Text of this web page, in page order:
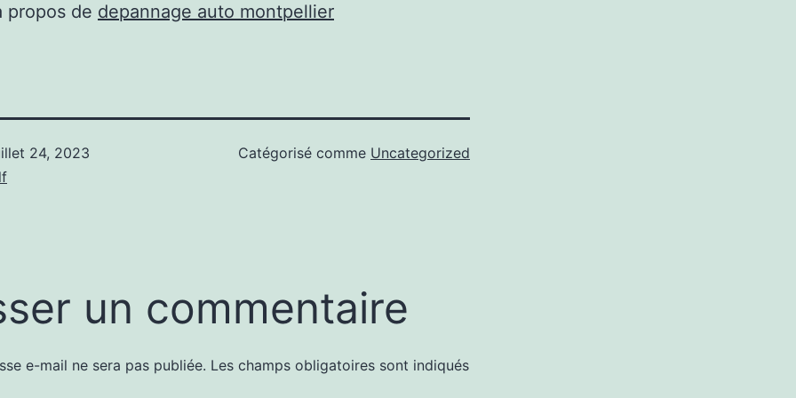
propos de depannage auto montpellier
24, 2023
Catégorisé comme Uncategorized
un commentaire
e-mail ne sera pas publiée. Les champs obligatoires sont indiqués